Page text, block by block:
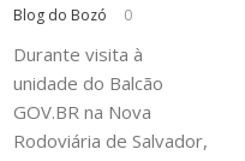
Blog do Bozó
0
Durante visita à
unidade do Balcão
GOV.BR na Nova
Rodoviária de Salvador,